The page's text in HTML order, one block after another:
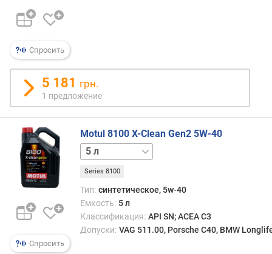
Спросить
5 181 грн.
1 предложение
Спросить
Motul 8100 X-Clean Gen2 5W-40
1 л
Series 8100
Тип: синтетическое, 5w-40
Емкость: 5 л
Классификация: API SN; ACEA C3
Допуски: VAG 511.00, Porsche C40, BMW